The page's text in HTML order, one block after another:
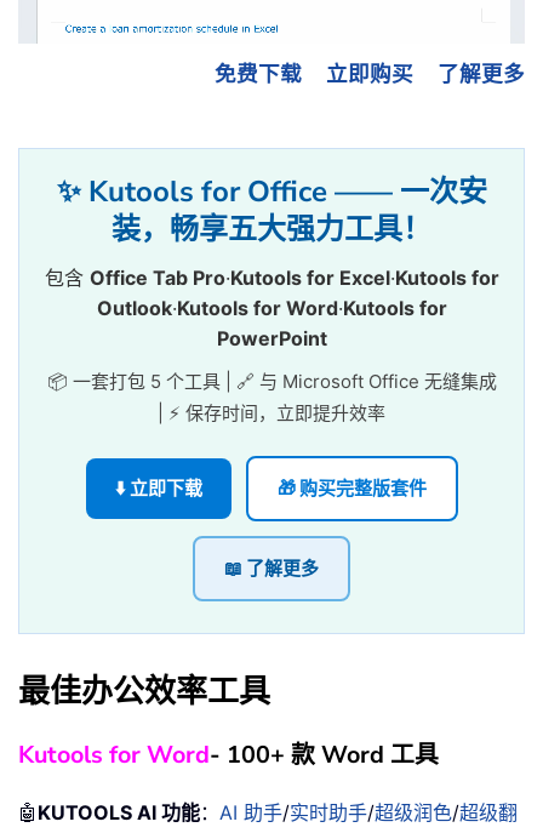
免费下载 立即购买 了解更多
✨ Kutools for Office —— 一次安
装，畅享五大强力工具！
包含 Office Tab Pro·Kutools for Excel·Kutools for
Outlook·Kutools for Word·Kutools for
PowerPoint
📦 一套打包 5 个工具 | 🔗 与 Microsoft Office 无缝集成
| ⚡ 保存时间，立即提升效率
⬇️ 立即下载 🎁 购买完整版套件
📖 了解更多
最佳办公效率工具
Kutools for Word- 100+ 款 Word 工具
🤖 KUTOOLS AI 功能： AI 助手/实时助手/超级润色/超级翻